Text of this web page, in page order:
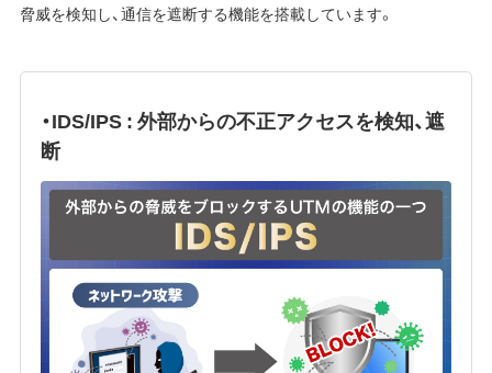
脅威を検知し、通信を遮断する機能を搭載しています。
・IDS/IPS : 外部からの不正アクセスを検知、遮
断